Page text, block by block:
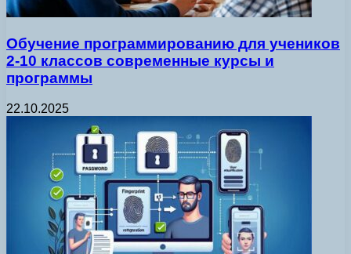
Обучение программированию для учеников
2-10 классов современные курсы и
программы
22.10.2025